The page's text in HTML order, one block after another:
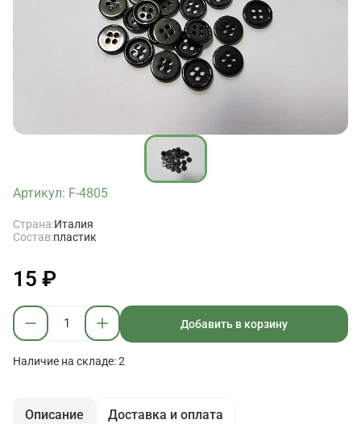
Артикул: F-4805
Страна:Италия
Состав:пластик
15 ₽
Добавить в корзину
Наличие на складе: 2
Описание Доставка и оплата